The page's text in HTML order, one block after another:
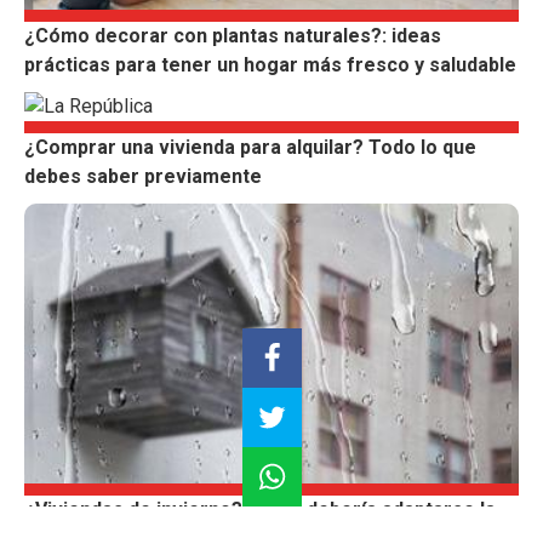
¿Cómo decorar con plantas naturales?: ideas
prácticas para tener un hogar más fresco y saludable
¿Comprar una vivienda para alquilar? Todo lo que
debes saber previamente
¿Viviendas de invierno? Cómo debería adaptarse la